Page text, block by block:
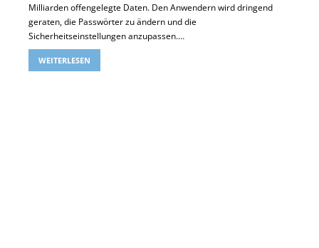
Milliarden offengelegte Daten. Den Anwendern wird dringend
geraten, die Passwörter zu ändern und die
Sicherheitseinstellungen anzupassen.…
WEITERLESEN